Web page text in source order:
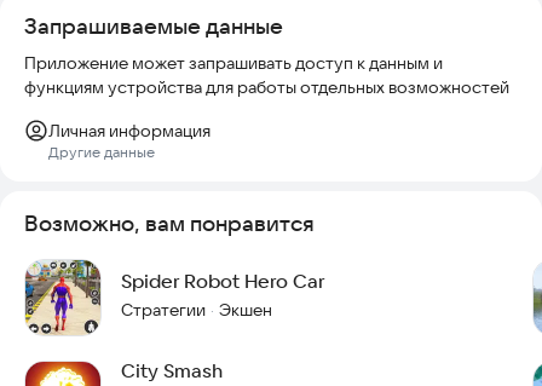
Начни эпический экшн с нашим экстремальным
симулятором!
Попробуй игру прямо сейчас и погрузись в мир неоновых
улиц и суперсил.
Запрашиваемые данные
Приложение может запрашивать доступ к данным и
функциям устройства для работы отдельных возможностей
Личная информация
Другие данные
Возможно, вам понравится
Spider Robot Hero Car
Стратегии · Экшен
City Smash